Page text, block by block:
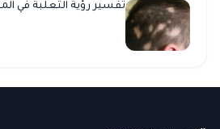
تفسير رؤية الثعلبة في